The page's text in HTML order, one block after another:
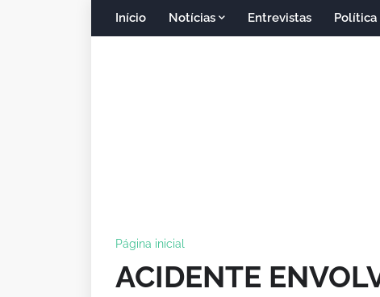
Início Notícias Entrevistas Política
Página inicial
ACIDENTE